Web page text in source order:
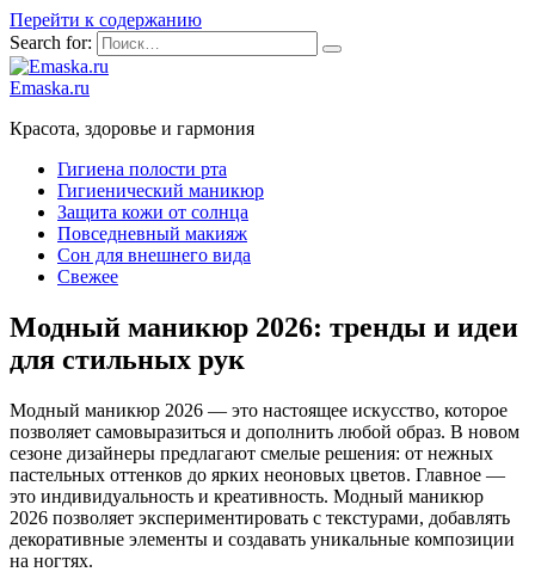
Перейти к содержанию
Search for:
Emaska.ru
Красота, здоровье и гармония
Гигиена полости рта
Гигиенический маникюр
Защита кожи от солнца
Повседневный макияж
Сон для внешнего вида
Свежее
Модный маникюр 2026: тренды и идеи
для стильных рук
Модный маникюр 2026 — это настоящее искусство, которое
позволяет самовыразиться и дополнить любой образ. В новом
сезоне дизайнеры предлагают смелые решения: от нежных
пастельных оттенков до ярких неоновых цветов. Главное —
это индивидуальность и креативность. Модный маникюр
2026 позволяет экспериментировать с текстурами, добавлять
декоративные элементы и создавать уникальные композиции
на ногтях.